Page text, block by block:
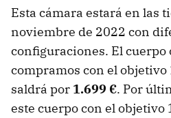
Esta cámara estará en las
noviembre de 2022 con
configuraciones. El cuerpo
compramos con el objetivo
saldrá por 1.699 €. Por
este cuerpo con el